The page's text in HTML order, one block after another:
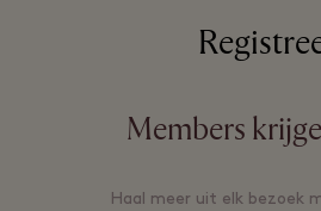
Members
Haal meer uit elk bezoek